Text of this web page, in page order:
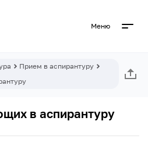
Меню
Прием в аспирантуру
в аспирантуру